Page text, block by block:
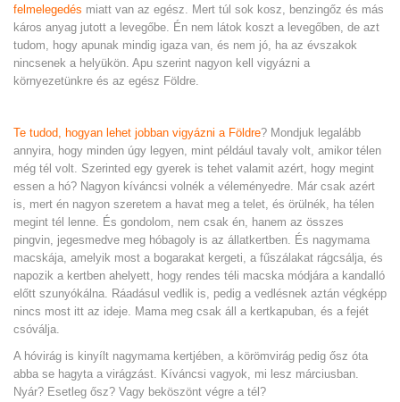
felmelegedés miatt van az egész. Mert túl sok kosz, benzingőz és más
káros anyag jutott a levegőbe. Én nem látok koszt a levegőben, de azt
tudom, hogy apunak mindig igaza van, és nem jó, ha az évszakok
nincsenek a helyükön. Apu szerint nagyon kell vigyázni a
környezetünkre és az egész Földre.
Te tudod, hogyan lehet jobban vigyázni a Földre? Mondjuk legalább
annyira, hogy minden úgy legyen, mint például tavaly volt, amikor télen
még tél volt. Szerinted egy gyerek is tehet valamit azért, hogy megint
essen a hó? Nagyon kíváncsi volnék a véleményedre. Már csak azért
is, mert én nagyon szeretem a havat meg a telet, és örülnék, ha télen
megint tél lenne. És gondolom, nem csak én, hanem az összes
pingvin, jegesmedve meg hóbagoly is az állatkertben. És nagymama
macskája, amelyik most a bogarakat kergeti, a fűszálakat rágcsálja, és
napozik a kertben ahelyett, hogy rendes téli macska módjára a kandalló
előtt szunyókálna. Ráadásul vedlik is, pedig a vedlésnek aztán végképp
nincs most itt az ideje. Mama meg csak áll a kertkapuban, és a fejét
csóválja.
A hóvirág is kinyílt nagymama kertjében, a körömvirág pedig ősz óta
abba se hagyta a virágzást. Kíváncsi vagyok, mi lesz márciusban.
Nyár? Esetleg ősz? Vagy beköszönt végre a tél?